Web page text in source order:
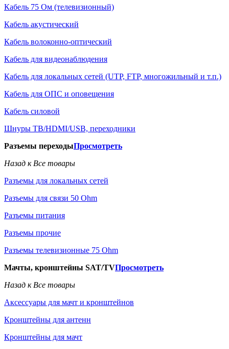
Кабель 75 Ом (телевизионный)
Кабель акустический
Кабель волоконно-оптический
Кабель для видеонаблюдения
Кабель для локальных сетей (UTP, FTP, многожильный и т.п.)
Кабель для ОПС и оповещения
Кабель силовой
Шнуры ТВ/HDMI/USB, переходники
Разъемы переходыПросмотреть
Назад к Все товары
Разъемы для локальных сетей
Разъемы для связи 50 Ohm
Разъемы питания
Разъемы прочие
Разъемы телевизионные 75 Ohm
Мачты, кронштейны SAT/TVПросмотреть
Назад к Все товары
Аксессуары для мачт и кронштейнов
Кронштейны для антенн
Кронштейны для мачт